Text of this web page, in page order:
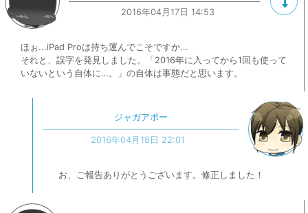
2016年04月17日 14:53
ほぉ...iPad Proは持ち運んでこそですか...
それと、誤字を発見しました。「2016年に入ってから1回も使って
いないという自体に…。」の自体は事態だと思います。
ジャガアポー
2016年04月18日 22:01
お、ご報告ありがとうございます。修正しました！